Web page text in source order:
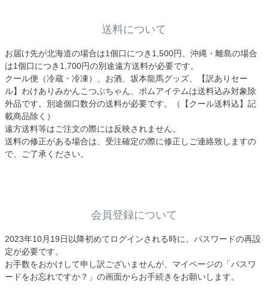
送料について
お届け先が北海道の場合は1個口につき1,500円、沖縄・離島の場合
は1個口につき1,700円の別途遠方送料が必要です。
クール便（冷蔵・冷凍）、お酒、坂本龍馬グッズ、【訳ありセー
ル】わけありみかんこつぶちゃん、ポムアイテムは送料込み対象除
外品です。別途個口数分の送料が必要です。（【クール送料込】記
載商品除く）
遠方送料等はご注文の際には反映されません。
送料の修正がある場合は、受注確定の際に修正しご連絡致しますの
で、ご了承ください。
会員登録について
2023年10月19日以降初めてログインされる時に、パスワードの再設
定が必要です。
お手数をおかけして申し訳ございませんが、マイページの「パスワ
ードをお忘れですか？」の画面からお手続きをお願いします。